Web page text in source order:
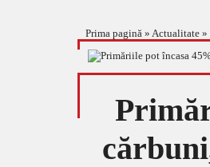
Prima pagină » Actualitate »